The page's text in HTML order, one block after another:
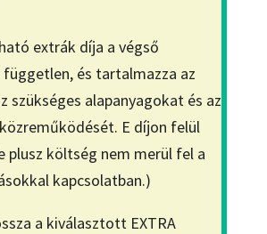
extrák díja a végső
és tartalmazza az
szükséges alapanyagokat és az
E díjon felül
plusz költség nem merül fel a
kapcsolatban.)
a kiválasztott EXTRA